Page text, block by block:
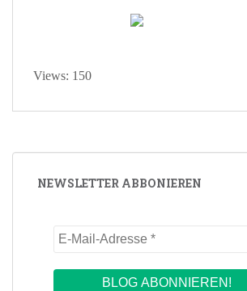
Views: 150
NEWSLETTER ABBONIEREN